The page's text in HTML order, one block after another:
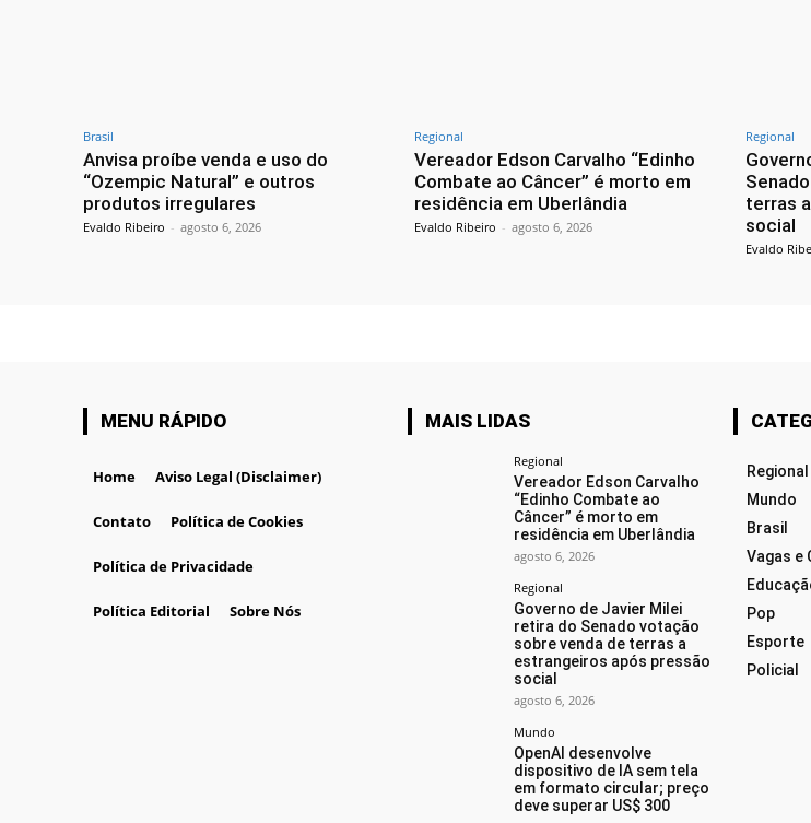
Brasil
Anvisa proíbe venda e uso do
“Ozempic Natural” e outros
produtos irregulares
Evaldo Ribeiro - agosto 6, 2026
Regional
Vereador Edson Carvalho “Edinho
Combate ao Câncer” é morto em
residência em Uberlândia
Evaldo Ribeiro - agosto 6, 2026
Regional
terras
social
Evaldo
MENU RÁPIDO
Home Aviso Legal (Disclaimer)
Contato Política de Cookies
Política de Privacidade
Política Editorial Sobre Nós
MAIS LIDAS
Regional
Vereador Edson Carvalho
“Edinho Combate ao
Câncer” é morto em
residência em Uberlândia
agosto 6, 2026
Regional
Governo de Javier Milei
retira do Senado votação
sobre venda de terras a
estrangeiros após pressão
social
agosto 6, 2026
Mundo
OpenAI desenvolve
dispositivo de IA sem tela
em formato circular; preço
deve superar US$ 300
Regional
Mundo
Brasil
Vagas e
Pop
Esporte
Policial